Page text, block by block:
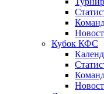
Кубок КФС